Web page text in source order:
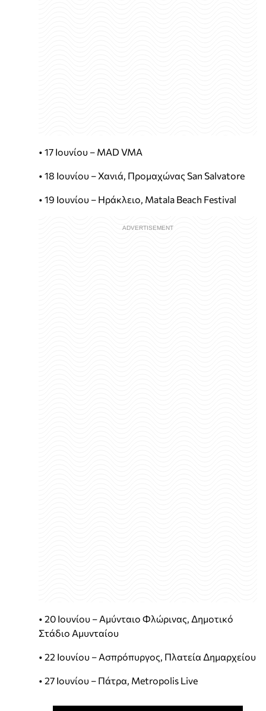
• 17 Ιουνίου – MAD VMA
• 18 Ιουνίου – Χανιά, Προμαχώνας San Salvatore
• 19 Ιουνίου – Ηράκλειο, Matala Beach Festival
• 20 Ιουνίου – Αμύνταιο Φλώρινας, Δημοτικό
Στάδιο Αμυνταίου
• 22 Ιουνίου – Ασπρόπυργος, Πλατεία Δημαρχείου
• 27 Ιουνίου – Πάτρα, Metropolis Live